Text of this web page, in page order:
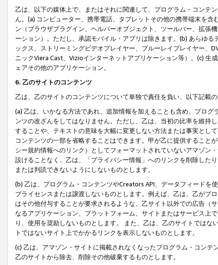
乙は、以下の媒体上で、またはそれに関連して、プログラム・コンテ
ん。(a) コンピューター、携帯電話、タブレットその他の携帯端末を
ン（ブラウザプラグイン、ヘルパーオブジェクト、ツールバー、拡張
ーション）。ただし、承認モバイル・アプリは除きます。(b) あらゆ
ックス、ストリーミングビデオプレイヤー、ブルーレイプレイヤー、
ニックViera Cast、Vizioインターネットアプリケーション等）。(c)
ェアその他のアプリケーション。
6. 乙のサイトのコンテンツ
乙は、乙のサイトのコンテンツについて単独で責任を負い、以下記載
(a) 乙は、いかなる方法であれ、追加情報を加えることも含め、プロ
ンツの改ざんをしてはなりません。ただし、乙は、当初の比率を維持
することや、テキストの意味を大幅に変更しない方法または事実とし
コンテンツの一部を省略することはできます。甲が乙に提供すること
シー規約情報へのリンク）としてフォーマットされていないアマゾン
設けることなく、乙は、「プライバシー情報」へのリンクを削除した
または判読できないようにしないものとします。
(b) 乙は、プログラム・コンテンツやCreators API、データフィード
ブライセンスまたは譲渡しないものとします。例えば、乙は、乙がプ
はその他付与することが要求されるような、乙サイト以外での広告（
なるアプリケーション、プラットフォーム、サイトまたはサービス上
り、使用を奨励しないものとします。 また、乙は、乙のサイトでは
トではないサイト上でかかるリンクを表示しないものとします。
(c) 乙は、アマゾン・サイトに掲載されなくなったプログラム・コン
乙のサイトから除去、削除その他破棄するものとします。